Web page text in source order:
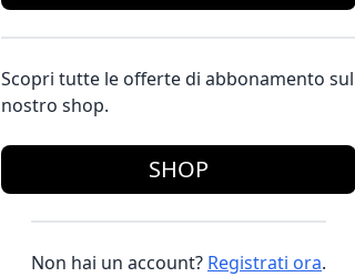
Scopri tutte le offerte di abbonamento sul
nostro shop.
SHOP
Non hai un account? Registrati ora.